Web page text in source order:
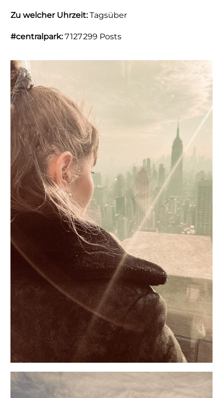
Zu welcher Uhrzeit:Tagsüber
#centralpark:7 127 299 Posts